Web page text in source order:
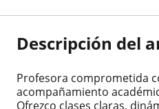
Descripción del
Profesora comprometida
acompañamiento
Ofrezco clases claras,